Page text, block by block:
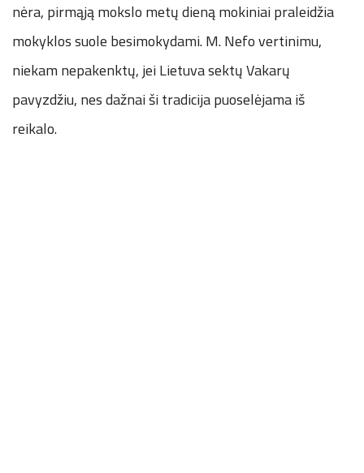
nėra, pirmąją mokslo metų dieną mokiniai praleidžia
mokyklos suole besimokydami. M. Nefo vertinimu,
niekam nepakenktų, jei Lietuva sektų Vakarų
pavyzdžiu, nes dažnai ši tradicija puoselėjama iš
reikalo.